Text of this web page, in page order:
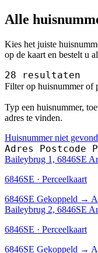
Alle
Kies het juiste
op de kaart en bestelt u
28 resultaten
Filter op huisnummer of
Typ een huisnummer,
adres te vinden.
Huisnummer niet
Adres Postcode
Baileybrug 1, 6846SE
6846SE · Perceelkaart
6846SE Gekoppeld →
Baileybrug 2, 6846SE
6846SE · Perceelkaart
6846SE Gekoppeld →